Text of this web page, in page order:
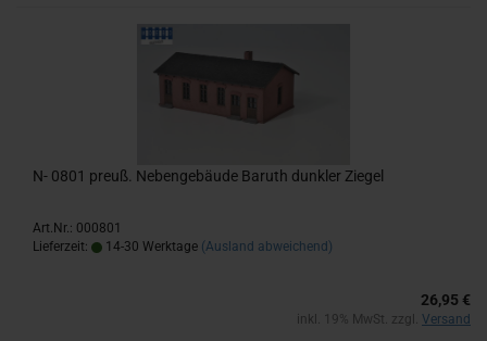
N- 0801 preuß. Ne­ben­ge­bäu­de Ba­ruth dunk­ler Zie­gel
Art.Nr.: 000801
Lieferzeit:
14-30 Werktage (Ausland abweichend)
26,95 €
inkl. 19% MwSt. zzgl. Versand